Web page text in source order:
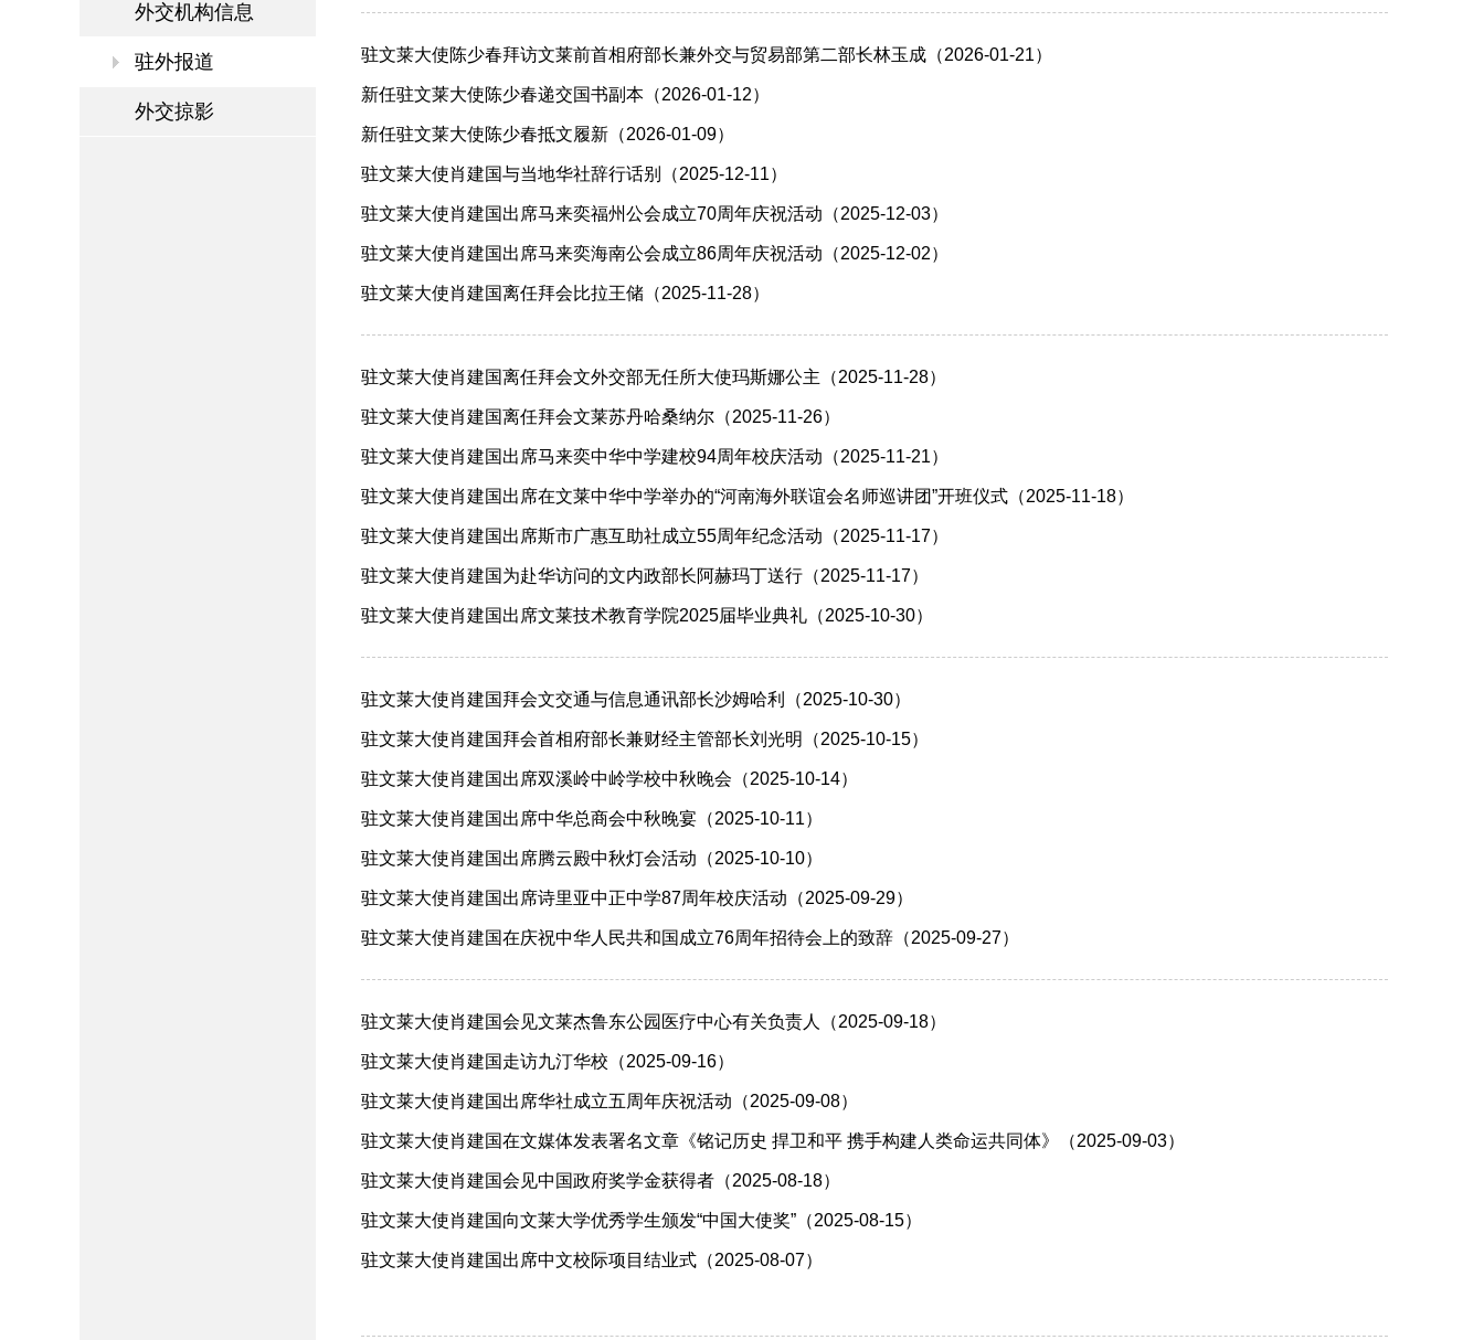
外交机构信息
驻外报道
外交掠影
驻文莱大使陈少春拜访文莱前首相府部长兼外交与贸易部第二部长林玉成（2026-01-21）
新任驻文莱大使陈少春递交国书副本（2026-01-12）
新任驻文莱大使陈少春抵文履新（2026-01-09）
驻文莱大使肖建国与当地华社辞行话别（2025-12-11）
驻文莱大使肖建国出席马来奕福州公会成立70周年庆祝活动（2025-12-03）
驻文莱大使肖建国出席马来奕海南公会成立86周年庆祝活动（2025-12-02）
驻文莱大使肖建国离任拜会比拉王储（2025-11-28）
驻文莱大使肖建国离任拜会文外交部无任所大使玛斯娜公主（2025-11-28）
驻文莱大使肖建国离任拜会文莱苏丹哈桑纳尔（2025-11-26）
驻文莱大使肖建国出席马来奕中华中学建校94周年校庆活动（2025-11-21）
驻文莱大使肖建国出席在文莱中华中学举办的“河南海外联谊会名师巡讲团”开班仪式（2025-11-18）
驻文莱大使肖建国出席斯市广惠互助社成立55周年纪念活动（2025-11-17）
驻文莱大使肖建国为赴华访问的文内政部长阿赫玛丁送行（2025-11-17）
驻文莱大使肖建国出席文莱技术教育学院2025届毕业典礼（2025-10-30）
驻文莱大使肖建国拜会文交通与信息通讯部长沙姆哈利（2025-10-30）
驻文莱大使肖建国拜会首相府部长兼财经主管部长刘光明（2025-10-15）
驻文莱大使肖建国出席双溪岭中岭学校中秋晚会（2025-10-14）
驻文莱大使肖建国出席中华总商会中秋晚宴（2025-10-11）
驻文莱大使肖建国出席腾云殿中秋灯会活动（2025-10-10）
驻文莱大使肖建国出席诗里亚中正中学87周年校庆活动（2025-09-29）
驻文莱大使肖建国在庆祝中华人民共和国成立76周年招待会上的致辞（2025-09-27）
驻文莱大使肖建国会见文莱杰鲁东公园医疗中心有关负责人（2025-09-18）
驻文莱大使肖建国走访九汀华校（2025-09-16）
驻文莱大使肖建国出席华社成立五周年庆祝活动（2025-09-08）
驻文莱大使肖建国在文媒体发表署名文章《铭记历史 捍卫和平 携手构建人类命运共同体》（2025-09-03）
驻文莱大使肖建国会见中国政府奖学金获得者（2025-08-18）
驻文莱大使肖建国向文莱大学优秀学生颁发“中国大使奖”（2025-08-15）
驻文莱大使肖建国出席中文校际项目结业式（2025-08-07）